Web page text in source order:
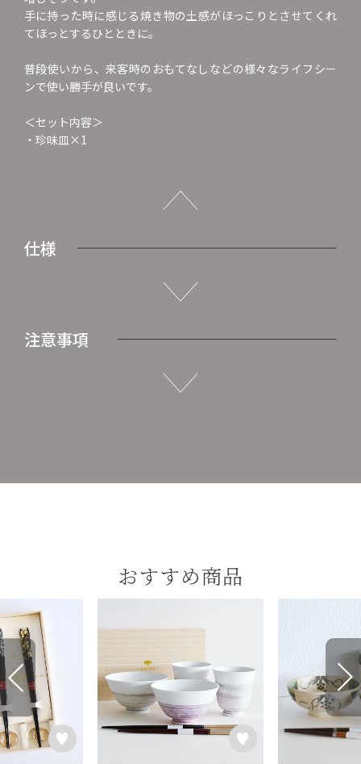
手に持った時に感じる焼き物の土感がほっこりとさせてくれ
てほっとするひとときに。
普段使いから、来客時のおもてなしなどの様々なライフシー
ンで使い勝手が良いです。
＜セット内容＞
・珍味皿×1
仕様
注意事項
おすすめ商品